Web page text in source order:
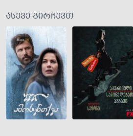
ასევე გირჩევთ